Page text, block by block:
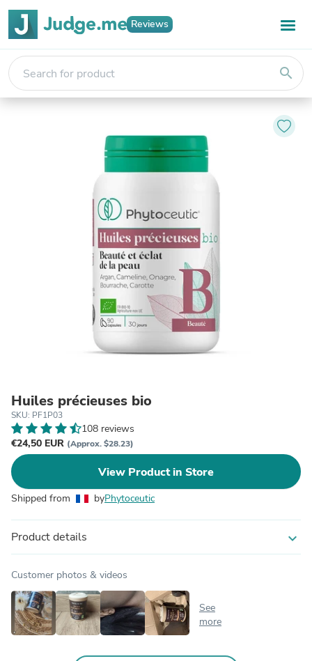
Reviews
search
Huiles précieuses bio
SKU: PF1P03
108 reviews
€24,50 EUR (Approx. $28.23)
View Product in Store
Shipped from byPhytoceutic
Product details expand_more
Customer photos & videos
See
more